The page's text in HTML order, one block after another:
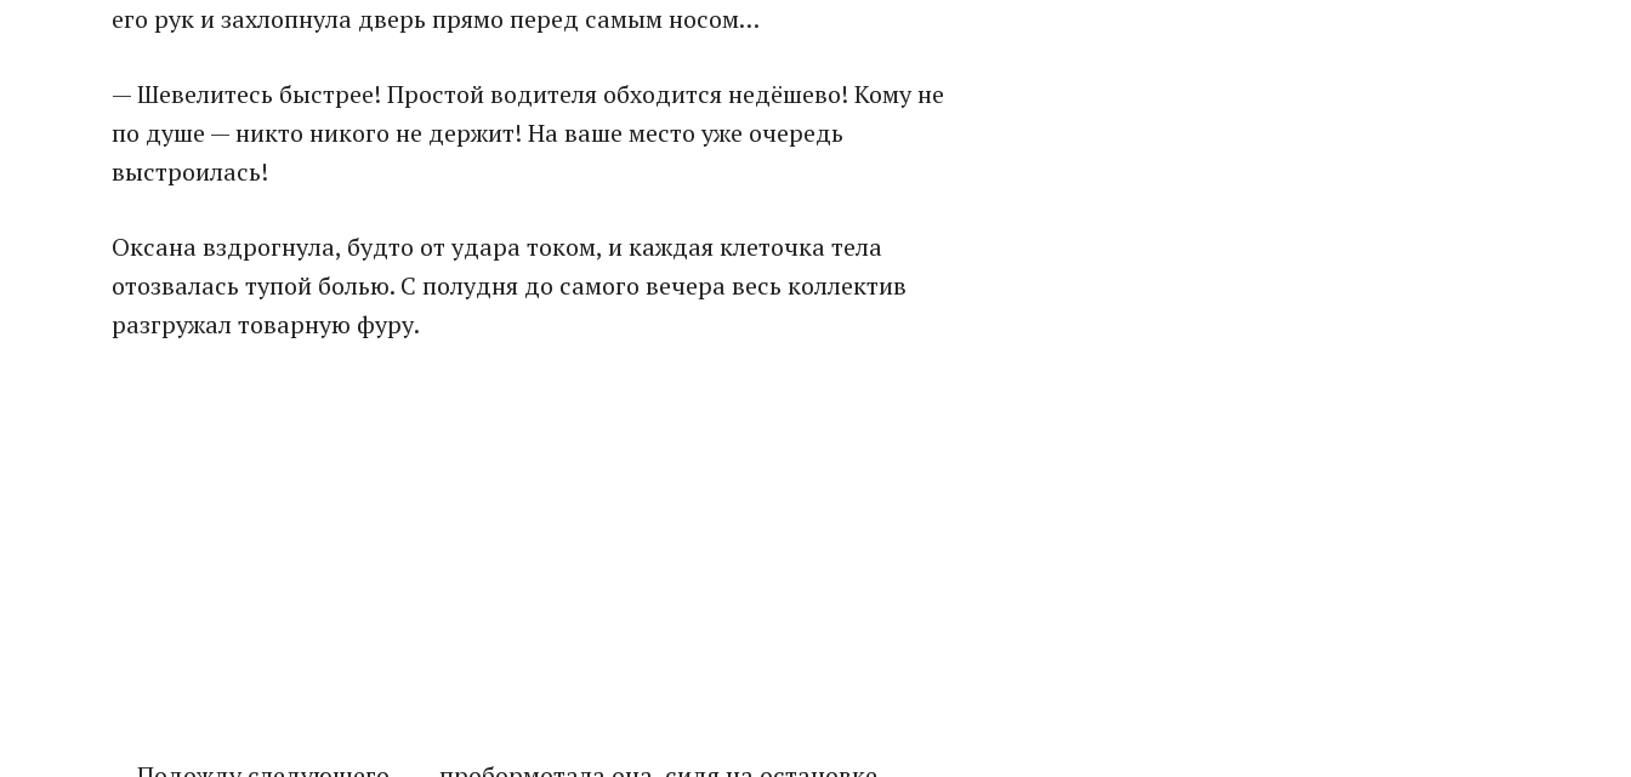
его рук и захлопнула дверь прямо перед самым носом…
— Шевелитесь быстрее! Простой водителя обходится недёшево! Кому не
по душе — никто никого не держит! На ваше место уже очередь
выстроилась!
Оксана вздрогнула, будто от удара током, и каждая клеточка тела
отозвалась тупой болью. С полудня до самого вечера весь коллектив
разгружал товарную фуру.